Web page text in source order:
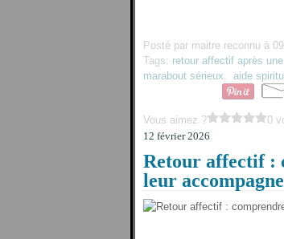
Posté par maitre reconnu à
Tags: retour affectif après
marabout sérieux, aide
Vous aimez ?
0
12 février 2026
Retour affectif :
leur